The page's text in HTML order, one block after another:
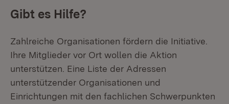
Gibt es Hilfe?
Zahlreiche Organisationen fördern die Initiative.
Ihre Mitglieder vor Ort wollen die Aktion
unterstützen. Eine Liste der Adressen
unterstützender Organisationen und
Einrichtungen mit den fachlichen Schwerpunkten